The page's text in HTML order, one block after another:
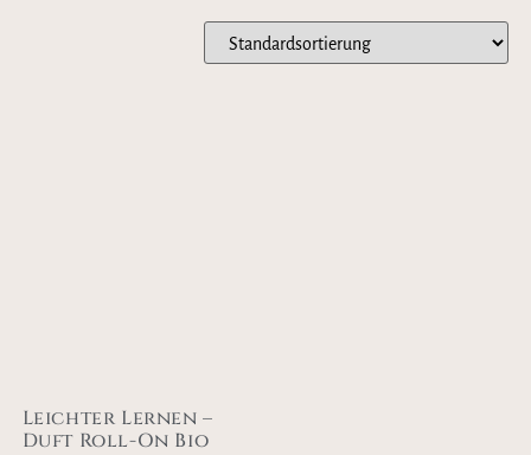
Leichter Lernen –
Duft Roll-On Bio